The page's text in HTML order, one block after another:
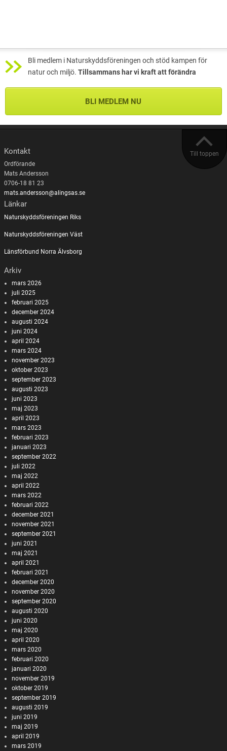
Bli medlem i Naturskyddsföreningen och stöd kampen för
natur och miljö. Tillsammans har vi kraft att förändra
BLI MEDLEM NU
Till toppen
Kontakt
Ordförande
Mats Andersson
0706-18 81 23
mats.andersson@alingsas.se
Länkar
Naturskyddsföreningen Riks
Naturskyddsföreningen Väst
Länsförbund Norra Älvsborg
Arkiv
mars 2026
juli 2025
februari 2025
december 2024
augusti 2024
juni 2024
april 2024
mars 2024
november 2023
oktober 2023
september 2023
augusti 2023
juni 2023
maj 2023
april 2023
mars 2023
februari 2023
januari 2023
september 2022
juli 2022
maj 2022
april 2022
mars 2022
februari 2022
december 2021
november 2021
september 2021
juni 2021
maj 2021
april 2021
februari 2021
december 2020
november 2020
september 2020
augusti 2020
juni 2020
maj 2020
april 2020
mars 2020
februari 2020
januari 2020
november 2019
oktober 2019
september 2019
augusti 2019
juni 2019
maj 2019
april 2019
mars 2019